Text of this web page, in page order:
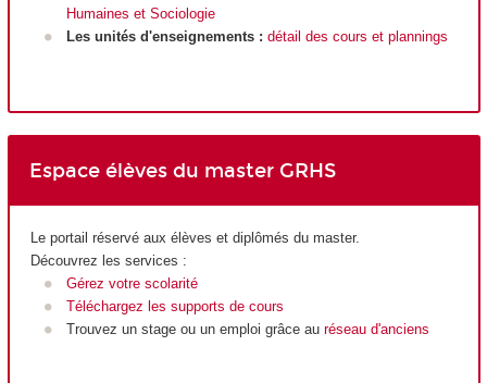
Humaines et Sociologie
Les unités d'enseignements : détail des cours et plannings
Espace élèves du master GRHS
Le portail réservé aux élèves et diplômés du master.
Découvrez les services :
Gérez votre scolarité
Téléchargez les supports de cours
Trouvez un stage ou un emploi grâce au réseau d'anciens